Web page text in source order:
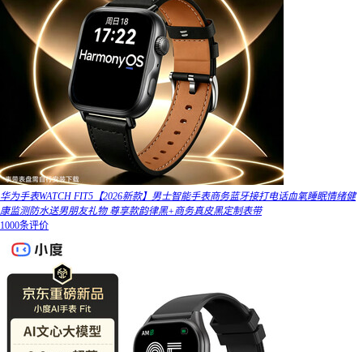
华为手表WATCH FIT5【2026新款】男士智能手表商务蓝牙接打电话血氧睡眠情绪健
康监测防水送男朋友礼物 尊享款韵律黑+商务真皮黑定制表带
1000条评价